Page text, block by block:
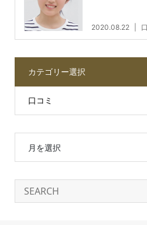
2020.08.22
カテゴリー選択
口コミ
月を選択